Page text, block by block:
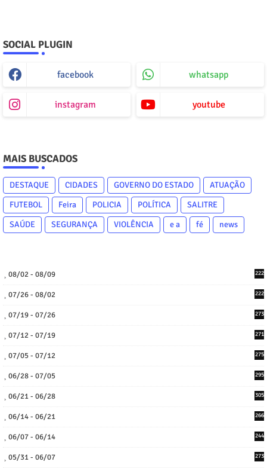
SOCIAL PLUGIN
facebook whatsapp
instagram youtube
MAIS BUSCADOS
DESTAQUE CIDADES GOVERNO DO ESTADO
ATUAÇÃO
FUTEBOL
Feira POLICIA POLÍTICA
SALITRE
SAÚDE
SEGURANÇA VIOLÊNCIA e a fé news
08/02 - 08/09 222
07/26 - 08/02 222
07/19 - 07/26 273
07/12 - 07/19 271
07/05 - 07/12 275
06/28 - 07/05 295
06/21 - 06/28 305
06/14 - 06/21 266
06/07 - 06/14 244
05/31 - 06/07 273